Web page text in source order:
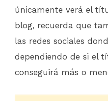
únicamente verá el
blog, recuerda que
las redes sociales
dependiendo de si el
conseguirá más o